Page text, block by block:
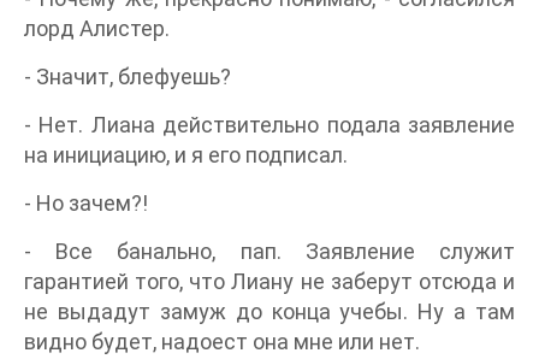
лорд Алистер.
- Значит, блефуешь?
- Нет. Лиана действительно подала заявление
на инициацию, и я его подписал.
- Но зачем?!
- Все банально, пап. Заявление служит
гарантией того, что Лиану не заберут отсюда и
не выдадут замуж до конца учебы. Ну а там
видно будет, надоест она мне или нет.